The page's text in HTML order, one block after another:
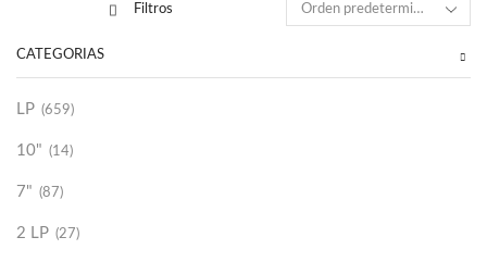
Filtros
CATEGORÍAS
LP (659)
10" (14)
7" (87)
2 LP (27)